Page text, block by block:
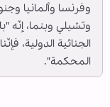
وفرنسا وألمانيا
وتشيلي وبنما، إنّه
الجنائية الدولية،
المحكمة".